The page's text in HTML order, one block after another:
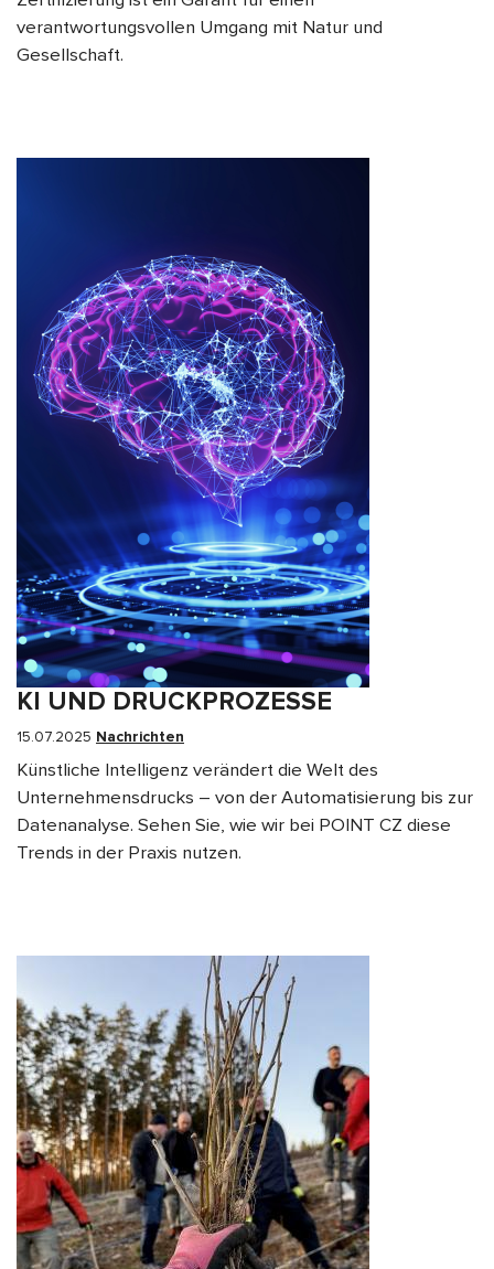
verantwortungsvollen Umgang mit Natur und
Gesellschaft.
KI UND DRUCKPROZESSE
15.07.2025 Nachrichten
Künstliche Intelligenz verändert die Welt des
Unternehmensdrucks – von der Automatisierung bis zur
Datenanalyse. Sehen Sie, wie wir bei POINT CZ diese
Trends in der Praxis nutzen.